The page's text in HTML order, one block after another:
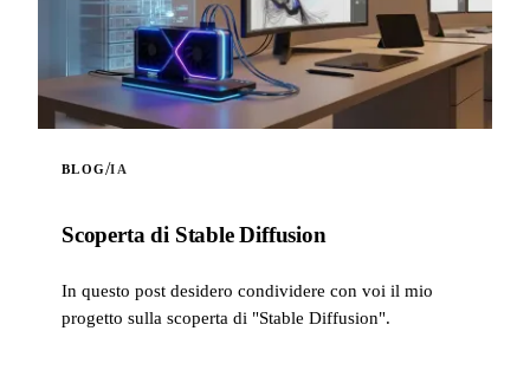
BLOG/IA
Scoperta di Stable Diffusion
In questo post desidero condividere con voi il mio
progetto sulla scoperta di "Stable Diffusion".